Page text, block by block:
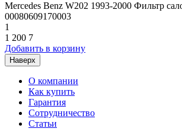
Mercedes Benz W202 1993-2000 Фильтр
00080609170003
1
1 200 7
Добавить в корзину
Наверх
О компании
Как купить
Гарантия
Сотрудничество
Статьи